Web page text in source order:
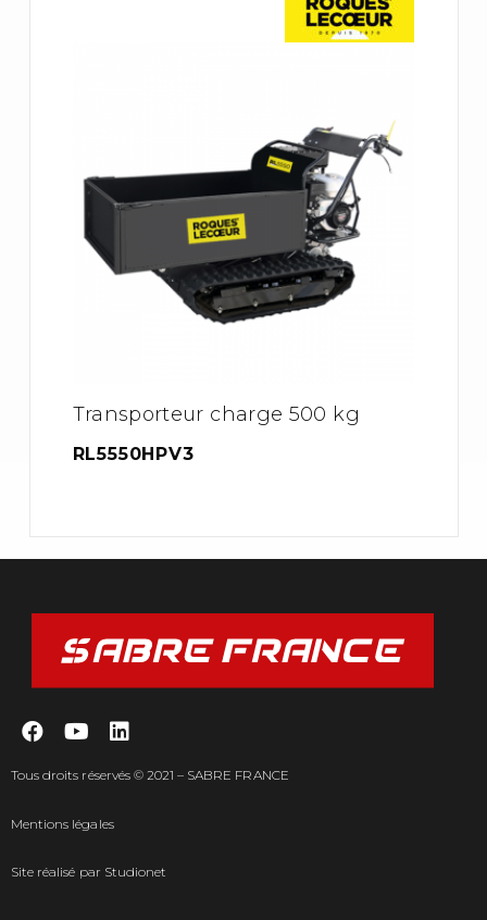
Transporteur charge 500 kg
RL5550HPV3
Tous droits réservés © 2021 – SABRE FRANCE
Mentions légales
Site réalisé par Studionet